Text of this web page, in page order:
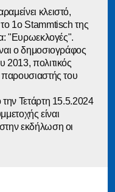
κλειστό,
το 1ο Stammtisch της
"Ευρωεκλογές".
ο δημοσιογράφος
2013, πολιτικός
παρουσιαστής του
την Τετάρτη 15.5.2024
είναι
εκδήλωση οι